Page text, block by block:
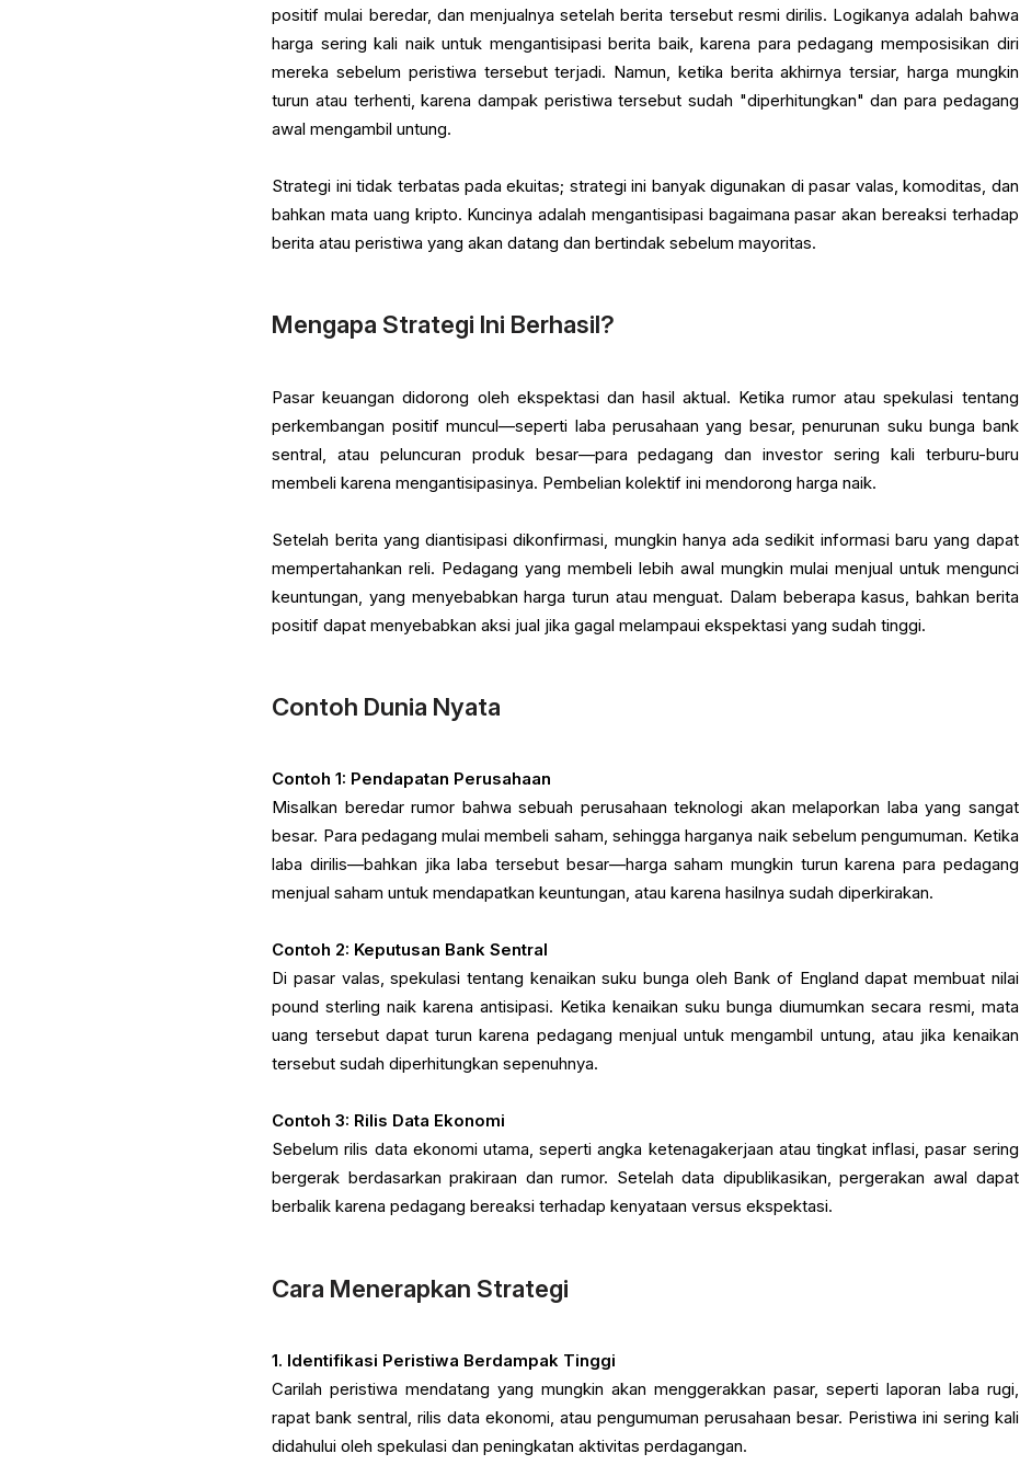
positif mulai beredar, dan menjualnya setelah berita tersebut resmi dirilis. Logikanya adalah bahwa
harga sering kali naik untuk mengantisipasi berita baik, karena para pedagang memposisikan diri
mereka sebelum peristiwa tersebut terjadi. Namun, ketika berita akhirnya tersiar, harga mungkin
turun atau terhenti, karena dampak peristiwa tersebut sudah "diperhitungkan" dan para pedagang
awal mengambil untung.
Strategi ini tidak terbatas pada ekuitas; strategi ini banyak digunakan di pasar valas, komoditas, dan
bahkan mata uang kripto. Kuncinya adalah mengantisipasi bagaimana pasar akan bereaksi terhadap
berita atau peristiwa yang akan datang dan bertindak sebelum mayoritas.
Mengapa Strategi Ini Berhasil?
Pasar keuangan didorong oleh ekspektasi dan hasil aktual. Ketika rumor atau spekulasi tentang
perkembangan positif muncul—seperti laba perusahaan yang besar, penurunan suku bunga bank
sentral, atau peluncuran produk besar—para pedagang dan investor sering kali terburu-buru
membeli karena mengantisipasinya. Pembelian kolektif ini mendorong harga naik.
Setelah berita yang diantisipasi dikonfirmasi, mungkin hanya ada sedikit informasi baru yang dapat
mempertahankan reli. Pedagang yang membeli lebih awal mungkin mulai menjual untuk mengunci
keuntungan, yang menyebabkan harga turun atau menguat. Dalam beberapa kasus, bahkan berita
positif dapat menyebabkan aksi jual jika gagal melampaui ekspektasi yang sudah tinggi.
Contoh Dunia Nyata
Contoh 1: Pendapatan Perusahaan
Misalkan beredar rumor bahwa sebuah perusahaan teknologi akan melaporkan laba yang sangat
besar. Para pedagang mulai membeli saham, sehingga harganya naik sebelum pengumuman. Ketika
laba dirilis—bahkan jika laba tersebut besar—harga saham mungkin turun karena para pedagang
menjual saham untuk mendapatkan keuntungan, atau karena hasilnya sudah diperkirakan.
Contoh 2: Keputusan Bank Sentral
Di pasar valas, spekulasi tentang kenaikan suku bunga oleh Bank of England dapat membuat nilai
pound sterling naik karena antisipasi. Ketika kenaikan suku bunga diumumkan secara resmi, mata
uang tersebut dapat turun karena pedagang menjual untuk mengambil untung, atau jika kenaikan
tersebut sudah diperhitungkan sepenuhnya.
Contoh 3: Rilis Data Ekonomi
Sebelum rilis data ekonomi utama, seperti angka ketenagakerjaan atau tingkat inflasi, pasar sering
bergerak berdasarkan prakiraan dan rumor. Setelah data dipublikasikan, pergerakan awal dapat
berbalik karena pedagang bereaksi terhadap kenyataan versus ekspektasi.
Cara Menerapkan Strategi
1. Identifikasi Peristiwa Berdampak Tinggi
Carilah peristiwa mendatang yang mungkin akan menggerakkan pasar, seperti laporan laba rugi,
rapat bank sentral, rilis data ekonomi, atau pengumuman perusahaan besar. Peristiwa ini sering kali
didahului oleh spekulasi dan peningkatan aktivitas perdagangan.